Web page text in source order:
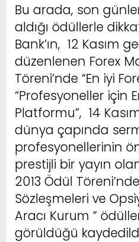
Bu arada, son
aldığı ödüllerle
Bank’ın, 12 Kasım
düzenlenen Forex
Töreni’nde “En iyi
“Profesyoneller için
Platformu”, 14
dünya çapında
profesyonellerinin
prestijli bir yayın
2013 Ödül
Sözleşmeleri ve
Aracı Kurum ”
görüldüğü